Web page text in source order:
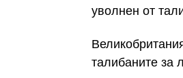
уволнен от
талибаните за